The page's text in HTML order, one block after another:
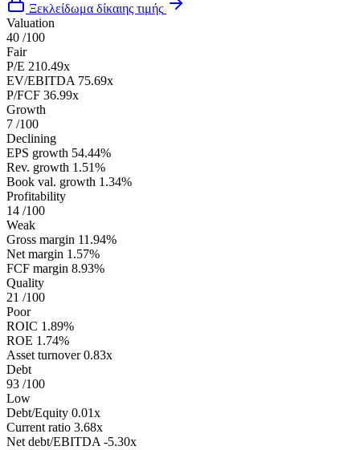
Ξεκλείδωμα δίκαιης τιμής
Valuation
40 /100
Fair
P/E 210.49x
EV/EBITDA 75.69x
P/FCF 36.99x
Growth
7 /100
Declining
EPS growth 54.44%
Rev. growth 1.51%
Book val. growth 1.34%
Profitability
14 /100
Weak
Gross margin 11.94%
Net margin 1.57%
FCF margin 8.93%
Quality
21 /100
Poor
ROIC 1.89%
ROE 1.74%
Asset turnover 0.83x
Debt
93 /100
Low
Debt/Equity 0.01x
Current ratio 3.68x
Net debt/EBITDA -5.30x